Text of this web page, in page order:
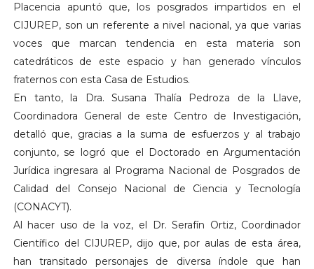
Placencia apuntó que, los posgrados impartidos en el
CIJUREP, son un referente a nivel nacional, ya que varias
voces que marcan tendencia en esta materia son
catedráticos de este espacio y han generado vínculos
fraternos con esta Casa de Estudios.
En tanto, la Dra. Susana Thalía Pedroza de la Llave,
Coordinadora General de este Centro de Investigación,
detalló que, gracias a la suma de esfuerzos y al trabajo
conjunto, se logró que el Doctorado en Argumentación
Jurídica ingresara al Programa Nacional de Posgrados de
Calidad del Consejo Nacional de Ciencia y Tecnología
(CONACYT).
Al hacer uso de la voz, el Dr. Serafín Ortiz, Coordinador
Científico del CIJUREP, dijo que, por aulas de esta área,
han transitado personajes de diversa índole que han